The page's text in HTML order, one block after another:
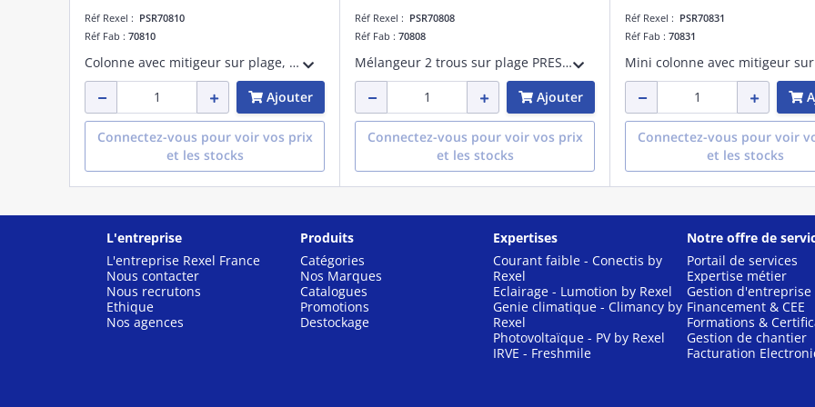
Réf Rexel : PSR70810
Réf Fab : 70810
Colonne avec mitigeur sur plage, et douchette ergonomique 2 jets réglable. Hauteur de la fixeation : 632 mm. Flexible de douchette résistant aux sollicitations. Support mural réglable. Cartouche céramique, débit douchette 12L/min à 3 bar
Ajouter
Connectez-vous pour voir vos prix
et les stocks
Réf Rexel : PSR70808
Réf Fab : 70808
Mélangeur 2 trous sur plage PRESTO CHEF, avec bec par-dessus. Manettes ergonomiques. Tête céramique 1/4 de tour. Hauteur sous bec: 296 mm. Saillie: 308 mm. Hauteur sous volants: 70 mm.Débit 81L/Min à 3 bar. Bec à intérieur lisse, orientable
Ajouter
Connectez-vous pour voir vos prix
et les stocks
Réf Rexel : PSR70831
Réf Fab : 70831
Connectez-vous pour voir
et les stocks
L'entreprise
L'entreprise Rexel France
Nous contacter
Nous recrutons
Ethique
Nos agences
Produits
Catégories
Nos Marques
Catalogues
Promotions
Destockage
Expertises
Courant faible - Conectis by
Rexel
Eclairage - Lumotion by Rexel
Genie climatique - Climancy by
Rexel
Photovoltaïque - PV by Rexel
IRVE - Freshmile
Notre offre de
Portail de services
Expertise métier
Gestion d'entreprise
Financement & CEE
Formations &
Gestion de chantier
Facturation